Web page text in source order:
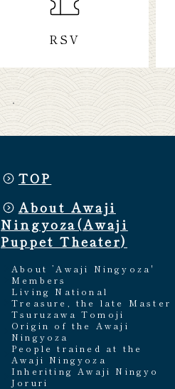
RSV
TOP
About Awaji
Ningyoza(Awaji
Puppet Theater)
About ’Awaji Ningyoza'
Members
Living National
Treasure, the late Master
Tsuruzawa Tomoji
Origin of the Awaji
Ningyoza
People trained at the
Awaji Ningyoza
Inheriting Awaji Ningyo
Joruri